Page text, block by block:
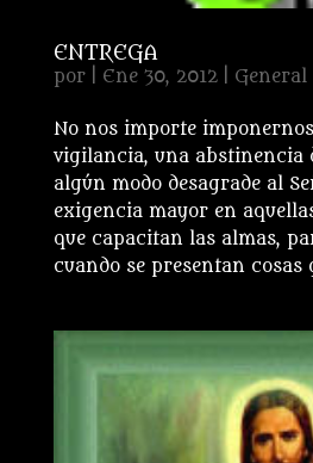
ENTREGA
por Ene 30, 2012| General
No nos importe
vigilancia, una abstinencia
algún modo desagrade al
exigencia mayor en
que capacitan las almas,
cuando se presentan cosas